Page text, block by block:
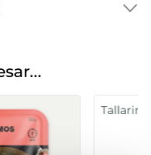
con setas